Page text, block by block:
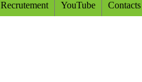
Recrutement YouTube Contacts